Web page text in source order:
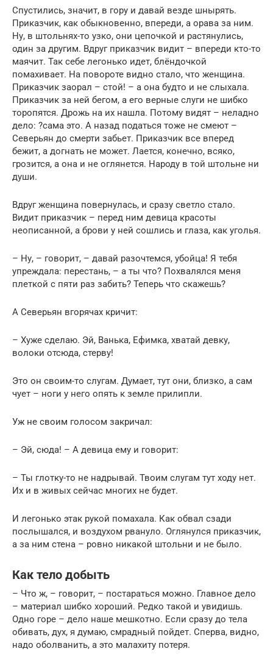
Спустились, значит, в гору и давай везде шнырять.
Приказчик, как обыкновенно, впереди, а орава за ним.
Ну, в штольнях-то узко, они цепочкой и растянулись,
один за другим. Вдруг приказчик видит – впереди кто-то
маячит. Так себе легонько идет, блёндочкой
помахивает. На повороте видно стало, что женщина.
Приказчик заорал – стой! – а она будто и не слыхала.
Приказчик за ней бегом, а его верные слуги не шибко
торопятся. Дрожь на их нашла. Потому видят – неладно
дело: ?сама это. А назад податься тоже не смеют –
Северьян до смерти забьет. Приказчик все вперед
бежит, а догнать не может. Лается, конечно, всяко,
грозится, а она и не оглянется. Народу в той штольне ни
души.
Вдруг женщина повернулась, и сразу светло стало.
Видит приказчик – перед ним девица красоты
неописанной, а брови у ней сошлись и глаза, как уголья.
– Ну, – говорит, – давай разочтемся, убойца! Я тебя
упреждала: перестань, – а ты что? Похвалялся меня
плеткой с пяти раз забить? Теперь что скажешь?
А Северьян вгорячах кричит:
– Хуже сделаю. Эй, Ванька, Ефимка, хватай девку,
волоки отсюда, стерву!
Это он своим-то слугам. Думает, тут они, близко, а сам
чует – ноги у него опять к земле прилипли.
Уж не своим голосом закричал:
– Эй, сюда! – А девица ему и говорит:
– Ты глотку-то не надрывай. Твоим слугам тут ходу нет.
Их и в живых сейчас многих не будет.
И легонько этак рукой помахала. Как обвал сзади
послышался, и воздухом рвануло. Оглянулся приказчик,
а за ним стена – ровно никакой штольни и не было.
Как тело добыть
– Что ж, – говорит, – постараться можно. Главное дело
– материал шибко хороший. Редко такой и увидишь.
Одно горе – дело наше мешкотно. Если сразу до тела
обивать, дух, я думаю, смрадный пойдет. Сперва, видно,
надо оболванить, а это малахиту потеря.